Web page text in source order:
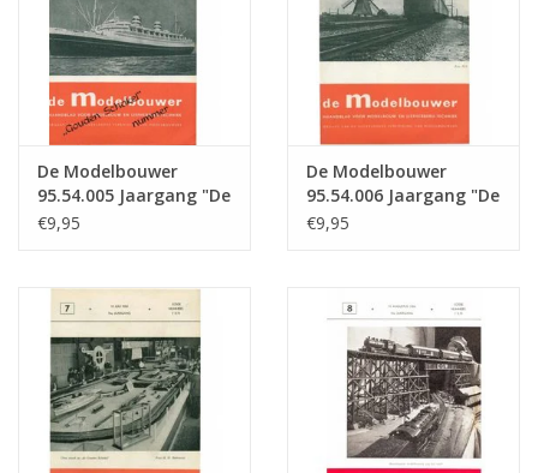
De Modelbouwer
95.54.005 Jaargang "De
Modelbouwer" Editie :
€9,95
De Modelbouwer
95.54.006 Jaargang "De
Modelbouwer" Editie :
€9,95